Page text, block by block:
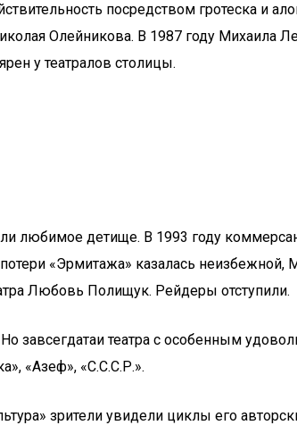
посредством гротеска и
Олейникова. В 1987 году Михаила
у театралов столицы.
любимое детище. В 1993 году
«Эрмитажа» казалась неизбежной,
Любовь Полищук. Рейдеры отступили.
завсегдатаи театра с особенным
«Азеф», «С.С.С.Р.».
зрители увидели циклы его